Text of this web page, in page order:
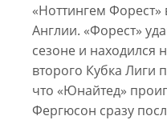
«Ноттингем Форест»
Англии. «Форест»
сезоне и находился
второго Кубка Лиги
что «Юнайтед»
Фергюсон сразу